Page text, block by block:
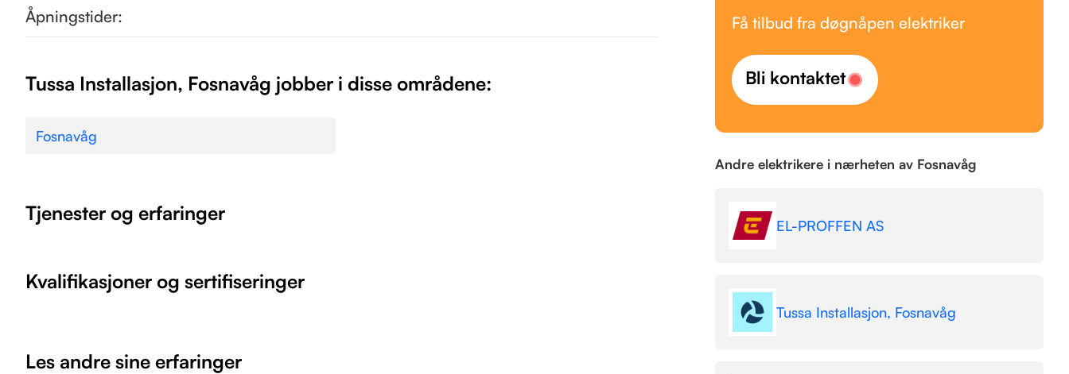
Åpningstider:
Tussa Installasjon, Fosnavåg jobber i disse områdene:
Fosnavåg
Tjenester og erfaringer
Kvalifikasjoner og sertifiseringer
Les andre sine erfaringer
Få tilbud fra døgnåpen elektriker
Bli kontaktet
Andre elektrikere i nærheten av Fosnavåg
EL-PROFFEN AS
Tussa Installasjon, Fosnavåg